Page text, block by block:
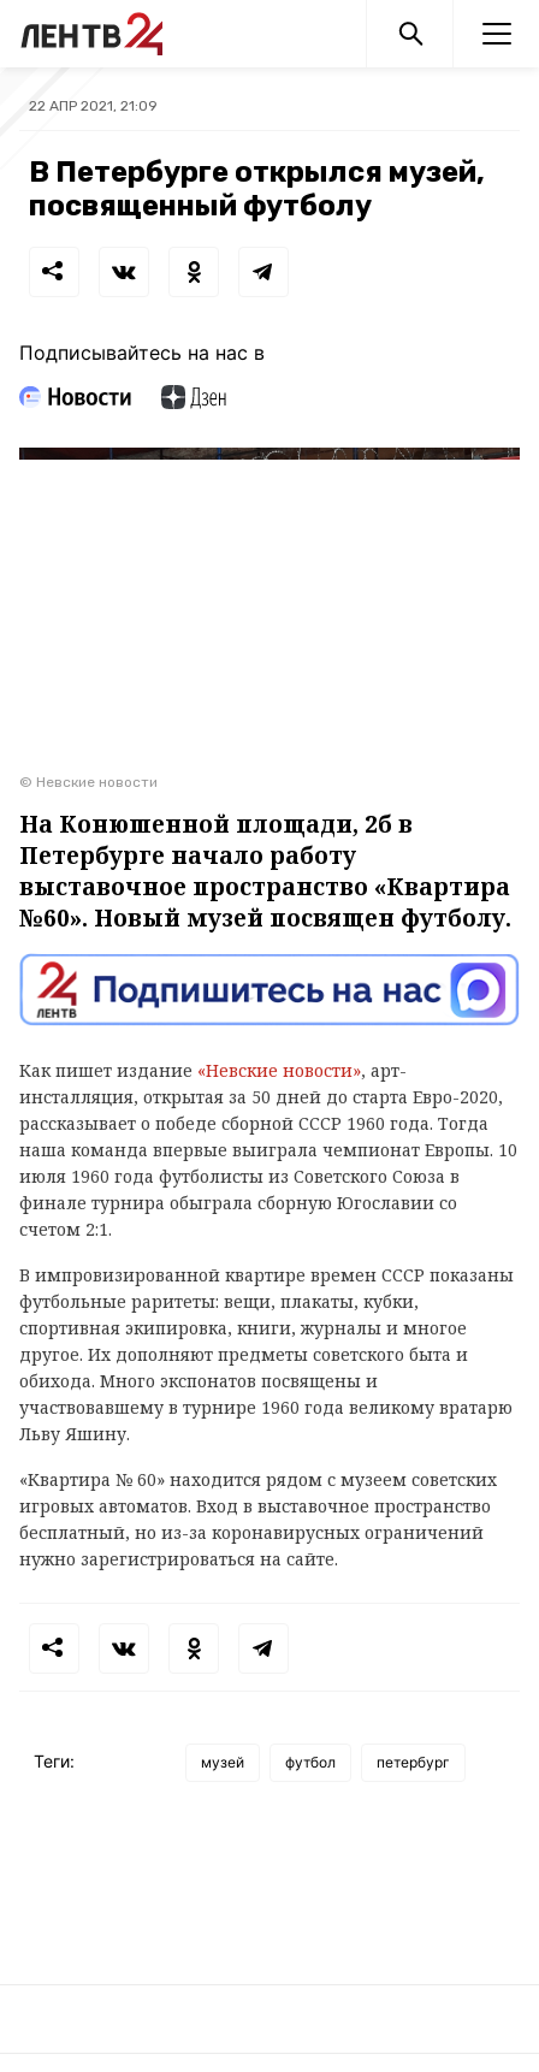
22 АПР 2021, 21:09
В Петербурге открылся музей,
посвященный футболу
Подписывайтесь на нас в
© Невские новости
На Конюшенной площади, 2б в
Петербурге начало работу
выставочное пространство «Квартира
№60». Новый музей посвящен футболу.
Как пишет издание «Невские новости», арт-
инсталляция, открытая за 50 дней до старта Евро-2020,
рассказывает о победе сборной СССР 1960 года. Тогда
наша команда впервые выиграла чемпионат Европы. 10
июля 1960 года футболисты из Советского Союза в
финале турнира обыграла сборную Югославии со
счетом 2:1.
В импровизированной квартире времен СССР показаны
футбольные раритеты: вещи, плакаты, кубки,
спортивная экипировка, книги, журналы и многое
другое. Их дополняют предметы советского быта и
обихода. Много экспонатов посвящены и
участвовавшему в турнире 1960 года великому вратарю
Льву Яшину.
«Квартира № 60» находится рядом с музеем советских
игровых автоматов. Вход в выставочное пространство
бесплатный, но из-за коронавирусных ограничений
нужно зарегистрироваться на сайте.
Теги: музей футбол петербург